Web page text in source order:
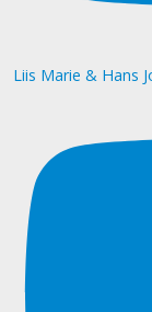
Liis Marie & Hans